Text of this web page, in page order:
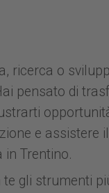
ricerca o
pensato di
e assistere
in Trentino.
te gli strumenti